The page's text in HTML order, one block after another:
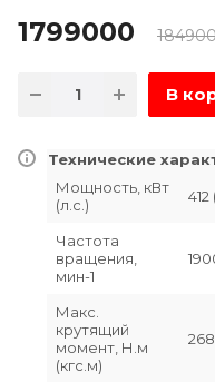
1799000
В
Технические
Мощность, кВт
(л.с.)
412
Частота
вращения,
мин-1
Макс.
крутящий
момент, Н.м
(кгс.м)